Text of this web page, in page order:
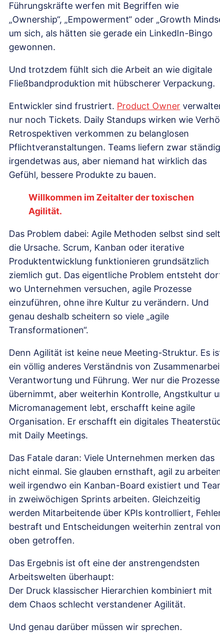
Führungskräfte werfen mit Begriffen wie
„Ownership“, „Empowerment“ oder „Growth
um sich, als hätten sie gerade ein LinkedIn-Bingo
gewonnen.
Und trotzdem fühlt sich die Arbeit an wie digitale
Fließbandproduktion mit hübscherer Verpackung.
Entwickler sind frustriert. Product Owner
nur noch Tickets. Daily Standups wirken wie
Retrospektiven verkommen zu belanglosen
Pflichtveranstaltungen. Teams liefern zwar ständig
irgendetwas aus, aber niemand hat wirklich das
Gefühl, bessere Produkte zu bauen.
Willkommen im Zeitalter der toxischen
Agilität.
Das Problem dabei: Agile Methoden selbst sind
die Ursache. Scrum, Kanban oder iterative
Produktentwicklung funktionieren grundsätzlich
ziemlich gut. Das eigentliche Problem entsteht
wo Unternehmen versuchen, agile Prozesse
einzuführen, ohne ihre Kultur zu verändern. Und
genau deshalb scheitern so viele „agile
Transformationen“.
Denn Agilität ist keine neue Meeting-Struktur. Es
ein völlig anderes Verständnis von
Verantwortung und Führung. Wer nur die Prozesse
übernimmt, aber weiterhin Kontrolle, Angstkultur
Micromanagement lebt, erschafft keine agile
Organisation. Er erschafft ein digitales
mit Daily Meetings.
Das Fatale daran: Viele Unternehmen merken das
nicht einmal. Sie glauben ernsthaft, agil zu
weil irgendwo ein Kanban-Board existiert und
in zweiwöchigen Sprints arbeiten. Gleichzeitig
werden Mitarbeitende über KPIs kontrolliert,
bestraft und Entscheidungen weiterhin zentral
oben getroffen.
Das Ergebnis ist oft eine der anstrengendsten
Arbeitswelten überhaupt:
Der Druck klassischer Hierarchien kombiniert mit
dem Chaos schlecht verstandener Agilität.
Und genau darüber müssen wir sprechen.